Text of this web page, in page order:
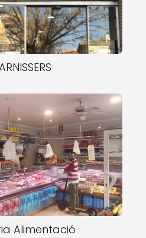
Alimentació